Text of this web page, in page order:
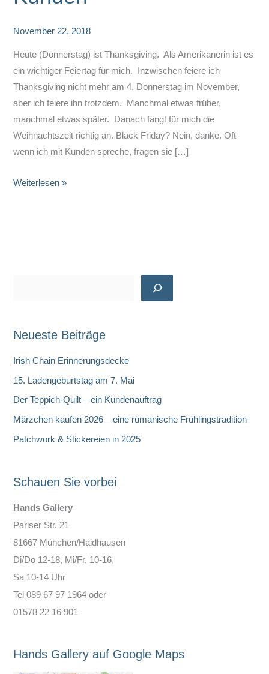
November 22, 2018
Heute (Donnerstag) ist Thanksgiving. Als Amerikanerin ist es
ein wichtiger Feiertag für mich. Inzwischen feiere ich
Thanksgiving nicht mehr am 4. Donnerstag im November,
aber ich feiere ihn trotzdem. Manchmal etwas früher,
manchmal etwas später. Danach fängt für mich die
Weihnachtszeit richtig an. Black Friday? Nein, danke. Oft
wenn ich mit Kunden spreche, fragen sie […]
Thanksgiving
Weiterlesen »
h
Neueste Beiträge
Irish Chain Erinnerungsdecke
15. Ladengeburtstag am 7. Mai
Der Teppich-Quilt – ein Kundenauftrag
Märzchen kaufen 2026 – eine rümanische Frühlingstradition
Patchwork & Stickereien in 2025
Schauen Sie vorbei
Hands Gallery
Pariser Str. 21
81667 München/Haidhausen
Di/Do 12-18, Mi/Fr. 10-16,
Sa 10-14 Uhr
Tel 089 67 97 1964 oder
01578 22 16 901
Hands Gallery auf Google Maps